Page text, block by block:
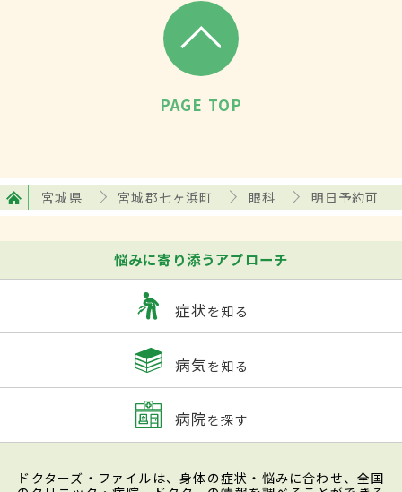
PAGE TOP
宮城県 宮城郡七ヶ浜町 眼科 明日予約可
悩みに寄り添うアプローチ
症状を知る
病気を知る
病院を探す
ドクターズ・ファイルは、身体の症状・悩みに合わせ、全国